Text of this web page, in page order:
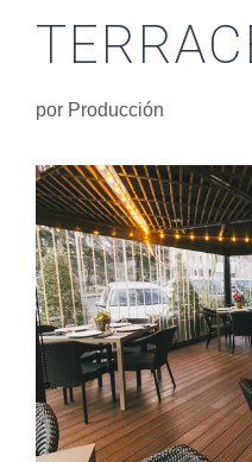
por Producción